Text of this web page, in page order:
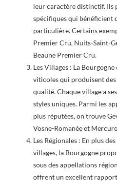
leur caractère distinctif. Ils
spécifiques qui bénéficient
particulière. Certains
Premier Cru, Nuits-Saint-
Beaune Premier Cru.
Les Villages : La
viticoles qui produisent
qualité. Chaque village a
styles uniques. Parmi les
plus réputées, on trouve
Vosne-Romanée et
Les Régionales : En plus
villages, la Bourgogne
sous des appellations
offrent un excellent